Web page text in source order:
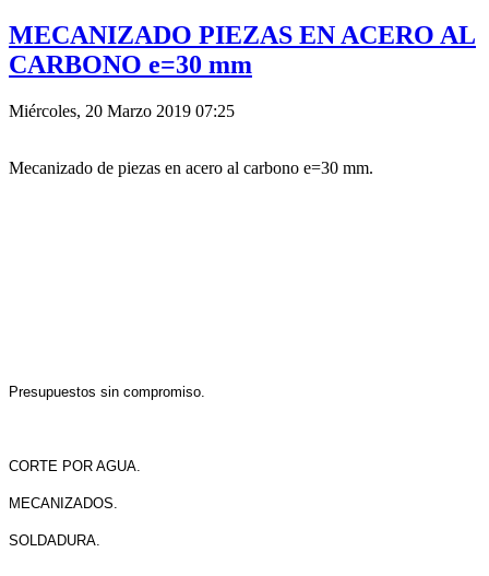
MECANIZADO PIEZAS EN ACERO AL
CARBONO e=30 mm
Miércoles, 20 Marzo 2019 07:25
Mecanizado de piezas en acero al carbono e=30 mm.
Presupuestos sin compromiso.
CORTE POR AGUA.
MECANIZADOS.
SOLDADURA.